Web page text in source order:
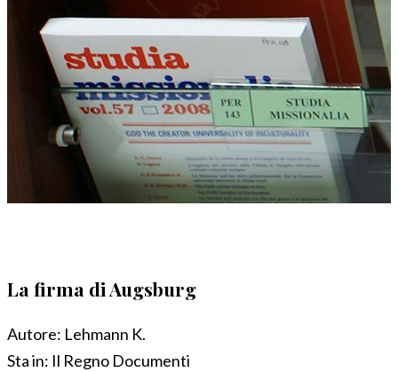
La firma di Augsburg
Autore: Lehmann K.
Sta in: Il Regno Documenti